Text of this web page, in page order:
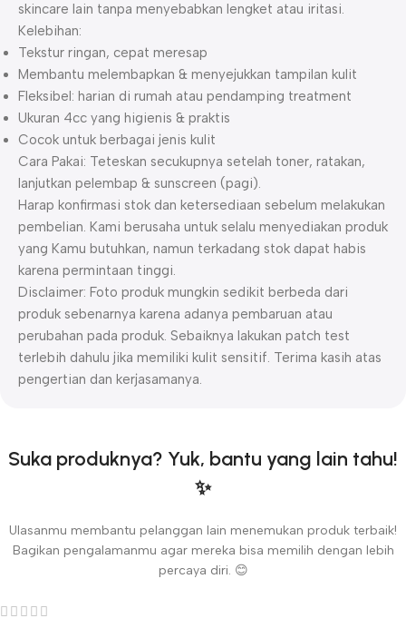
skincare lain tanpa menyebabkan lengket atau iritasi.
Kelebihan:
Tekstur ringan, cepat meresap
Membantu melembapkan & menyejukkan tampilan kulit
Fleksibel: harian di rumah atau pendamping treatment
Ukuran 4cc yang higienis & praktis
Cocok untuk berbagai jenis kulit
Cara Pakai: Teteskan secukupnya setelah toner, ratakan,
lanjutkan pelembap & sunscreen (pagi).
Harap konfirmasi stok dan ketersediaan sebelum melakukan
pembelian. Kami berusaha untuk selalu menyediakan produk
yang Kamu butuhkan, namun terkadang stok dapat habis
karena permintaan tinggi.
Disclaimer: Foto produk mungkin sedikit berbeda dari
produk sebenarnya karena adanya pembaruan atau
perubahan pada produk. Sebaiknya lakukan patch test
terlebih dahulu jika memiliki kulit sensitif. Terima kasih atas
pengertian dan kerjasamanya.
Suka produknya? Yuk, bantu yang lain tahu!
✨
Ulasanmu membantu pelanggan lain menemukan produk terbaik!
Bagikan pengalamanmu agar mereka bisa memilih dengan lebih
percaya diri. 😊